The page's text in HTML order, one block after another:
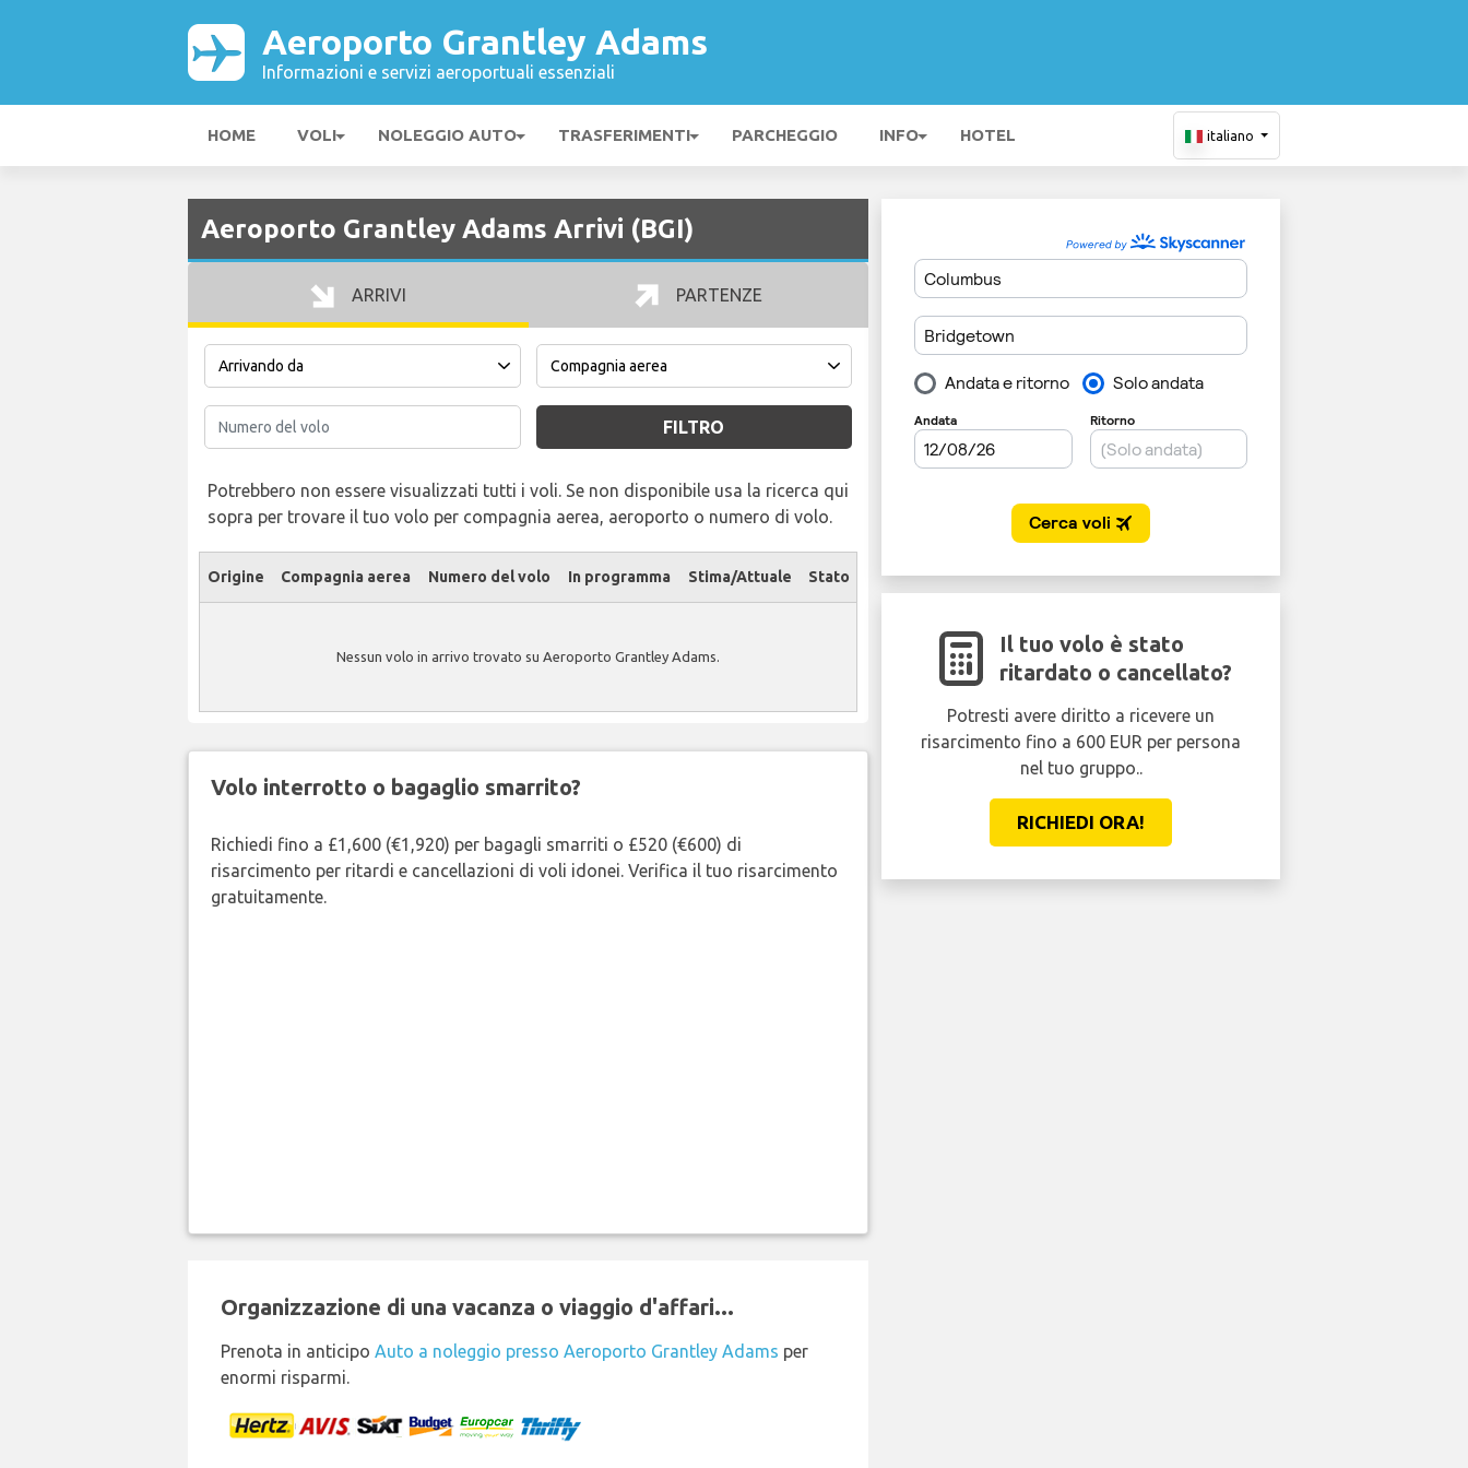
Aeroporto Grantley Adams
Informazioni e servizi aeroportuali essenziali
HOME VOLI NOLEGGIO AUTO TRASFERIMENTI PARCHEGGIO INFO HOTEL italiano
Aeroporto Grantley Adams Arrivi (BGI)
ARRIVI PARTENZE
FILTRO
Potrebbero non essere visualizzati tutti i voli. Se non disponibile usa la ricerca qui
sopra per trovare il tuo volo per compagnia aerea, aeroporto o numero di volo.
Origine Compagnia aerea Numero del volo In programma Stima/Attuale Stato
Nessun volo in arrivo trovato su Aeroporto Grantley Adams.
Volo interrotto o bagaglio smarrito?
Richiedi fino a £1,600 (€1,920) per bagagli smarriti o £520 (€600) di
risarcimento per ritardi e cancellazioni di voli idonei. Verifica il tuo risarcimento
gratuitamente.
Organizzazione di una vacanza o viaggio d'affari...
Prenota in anticipo Auto a noleggio presso Aeroporto Grantley Adams per
enormi risparmi.
Il tuo volo è stato
ritardato o cancellato?
Potresti avere diritto a ricevere un
risarcimento fino a 600 EUR per persona
nel tuo gruppo..
RICHIEDI ORA!